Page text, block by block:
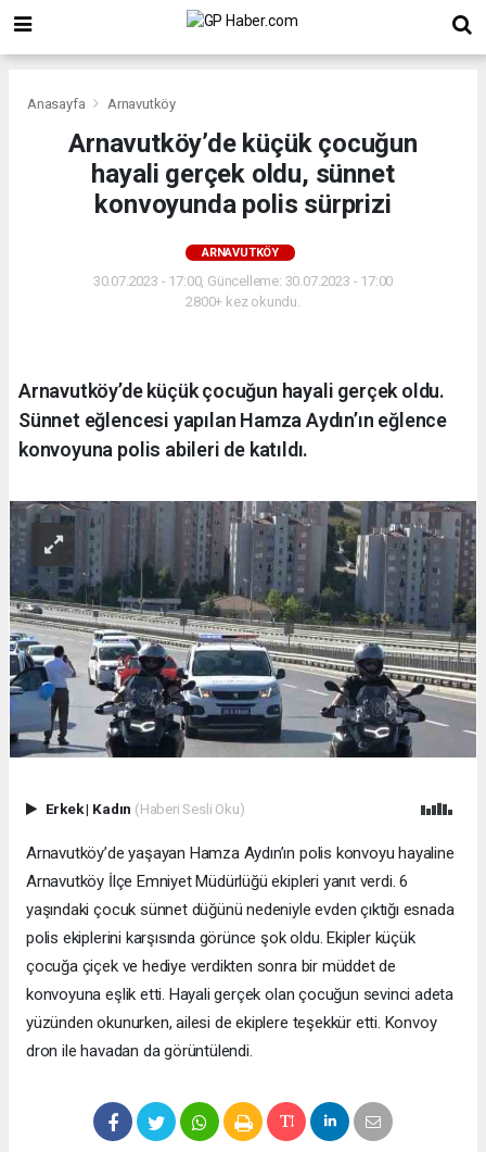
Anasayfa Arnavutköy
Arnavutköy’de küçük çocuğun
hayali gerçek oldu, sünnet
konvoyunda polis sürprizi
ARNAVUTKÖY
30.07.2023 - 17:00, Güncelleme: 30.07.2023 - 17:00
2800+ kez okundu.
Arnavutköy’de küçük çocuğun hayali gerçek oldu.
Sünnet eğlencesi yapılan Hamza Aydın’ın eğlence
konvoyuna polis abileri de katıldı.
Erkek| Kadın (Haberi Sesli Oku)
Arnavutköy’de yaşayan Hamza Aydın’ın polis konvoyu hayaline
Arnavutköy İlçe Emniyet Müdürlüğü ekipleri yanıt verdi. 6
yaşındaki çocuk sünnet düğünü nedeniyle evden çıktığı esnada
polis ekiplerini karşısında görünce şok oldu. Ekipler küçük
çocuğa çiçek ve hediye verdikten sonra bir müddet de
konvoyuna eşlik etti. Hayali gerçek olan çocuğun sevinci adeta
yüzünden okunurken, ailesi de ekiplere teşekkür etti. Konvoy
dron ile havadan da görüntülendi.